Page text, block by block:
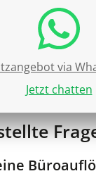
via
Jetzt chatten